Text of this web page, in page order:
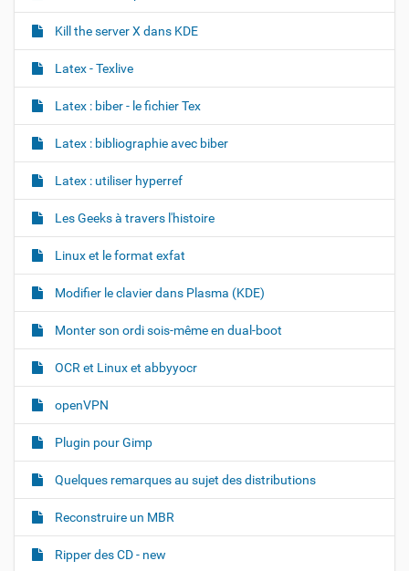
Kill the server X dans KDE
Latex - Texlive
Latex : biber - le fichier Tex
Latex : bibliographie avec biber
Latex : utiliser hyperref
Les Geeks à travers l'histoire
Linux et le format exfat
Modifier le clavier dans Plasma (KDE)
Monter son ordi sois-même en dual-boot
OCR et Linux et abbyyocr
openVPN
Plugin pour Gimp
Quelques remarques au sujet des distributions
Reconstruire un MBR
Ripper des CD - new